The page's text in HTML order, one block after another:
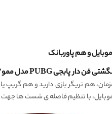
و هم پاوربانک
با تنظیم فاصله ی شست ها جهت حرکت در